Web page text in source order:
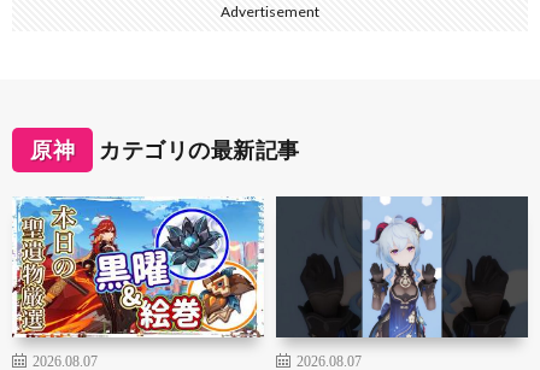
Advertisement
原神 カテゴリの最新記事
2026.08.07 2026.08.07